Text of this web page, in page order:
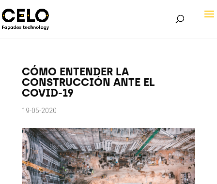
CÓMO ENTENDER LA
CONSTRUCCIÓN ANTE EL
COVID-19
19-05-2020